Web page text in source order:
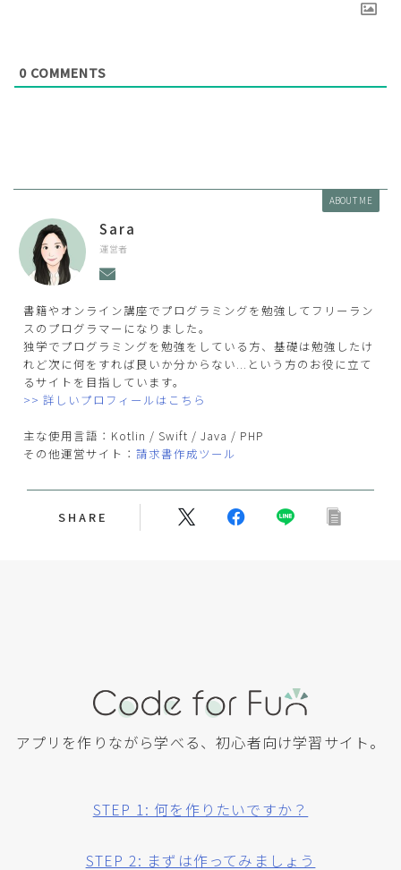
0 COMMENTS
ABOUT ME
Sara
運営者
書籍やオンライン講座でプログラミングを勉強してフリーラン
スのプログラマーになりました。
独学でプログラミングを勉強をしている方、基礎は勉強したけ
れど次に何をすれば良いか分からない...という方のお役に立て
るサイトを目指しています。
>> 詳しいプロフィールはこちら
主な使用言語：Kotlin / Swift / Java / PHP
その他運営サイト： 請求書作成ツール
SHARE
アプリを作りながら学べる、初心者向け学習サイト。
STEP 1: 何を作りたいですか？
STEP 2: まずは作ってみましょう